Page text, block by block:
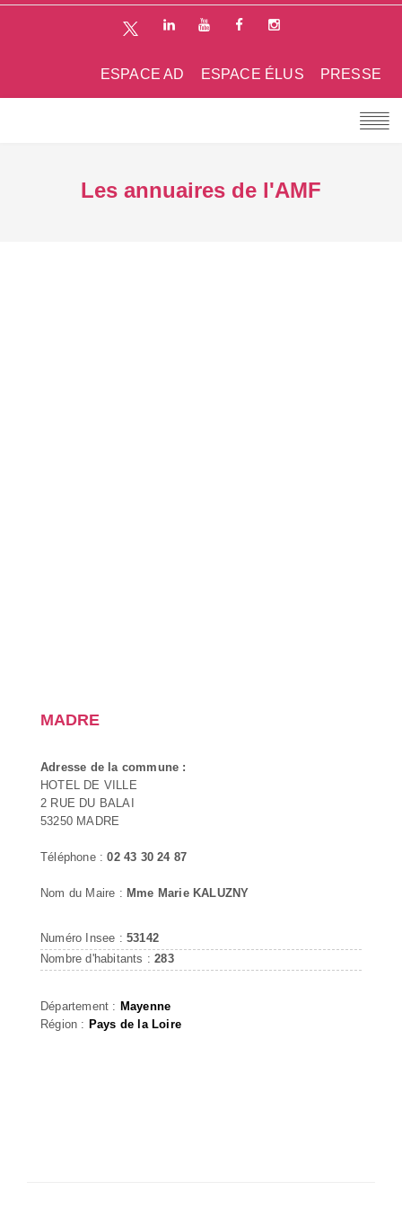
PRESSE
ESPACE ÉLUS
ESPACE AD
Les annuaires de l'AMF
MADRE
Adresse de la commune :
HOTEL DE VILLE
2 RUE DU BALAI
53250 MADRE
Téléphone :02 43 30 24 87
Nom du Maire : Mme Marie KALUZNY
Numéro Insee : 53142
Nombre d'habitants :283
Département : Mayenne
Région : Pays de la Loire